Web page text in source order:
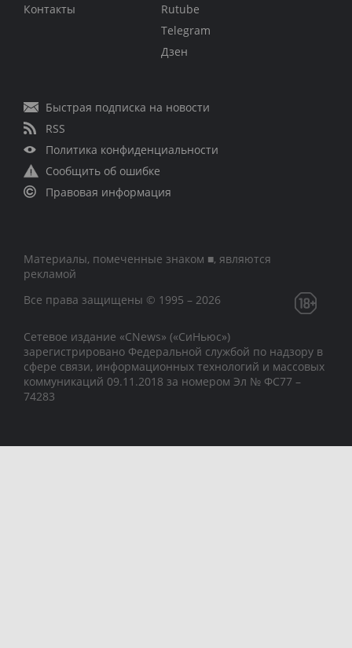
Контакты
Rutube
Telegram
Дзен
Быстрая подписка на новости
RSS
Политика конфиденциальности
Сообщить об ошибке
Правовая информация
Материалы, помеченные знаком ■, являются
рекламой
Все права защищены © 1995 – 2026
Сетевое издание «CNews» («СиНьюс»)
зарегистрировано Федеральной службой по надзору в
сфере связи, информационных технологий и массовых
коммуникаций 09.11.2018 за номером Эл № ФС77 –
74283